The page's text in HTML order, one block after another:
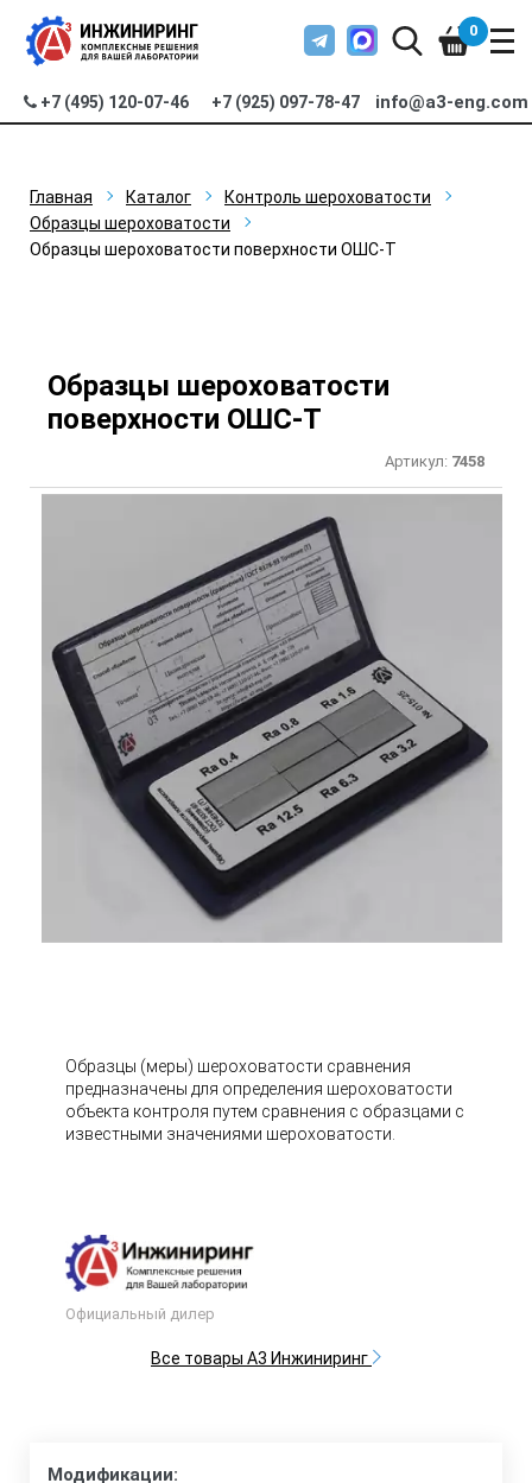
+7 (495) 120-07-46 +7 (925) 097-78-47 info@a3-eng.com
0
Главная Каталог
Контроль шероховатости
Образцы шероховатости
Образцы шероховатости поверхности ОШС-Т
Образцы шероховатости
поверхности ОШС-Т
Артикул: 7458
Образцы (меры) шероховатости сравнения
предназначены для определения шероховатости
объекта контроля путем сравнения с образцами с
известными значениями шероховатости.
Официальный дилер
Все товары А3 Инжиниринг
Модификации: